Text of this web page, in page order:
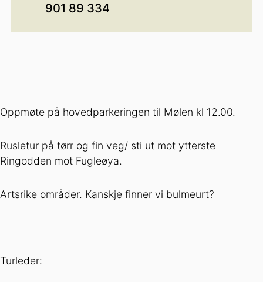
901 89 334
Oppmøte på hovedparkeringen til Mølen kl 12.00.
Rusletur på tørr og fin veg/ sti ut mot ytterste
Ringodden mot Fugleøya.
Artsrike områder. Kanskje finner vi bulmeurt?
Turleder: